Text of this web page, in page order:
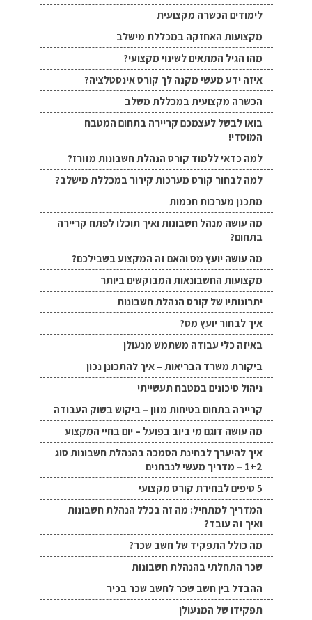
לימודים הכשרה מקצועית
מקצועות האחזקה במכללת מישלב
מהו הגיל המתאים לשינוי מקצועי?
איזה ידע מעשי מקנה לך קורס אינסטלציה?
הכשרה מקצועית במכללת משלב
בואו לבשל לעצמכם קריירה בתחום המטבח
המוסדי!
למה כדאי ללמוד קורס הנהלת חשבונות מזורז?
למה לבחור קורס מערכות קירור במכללת מישלב?
מתכנן מערכות חכמות
מה עושה מנהל חשבונות ואיך תוכלו לפתח קריירה
בתחום?
מה עושה יועץ מס והאם זה המקצוע בשבילכם?
מקצועות החשבונאות המבוקשים ביותר
יתרונותיו של קורס הנהלת חשבונות
איך לבחור יועץ מס?
באיזה כלי עבודה משתמש מנעולן
ביקורת משרד הבריאות – איך להתכונן נכון
ניהול סיכונים במטבח תעשייתי
קריירה בתחום בטיחות מזון – ביקוש בשוק העבודה
מה עושה דוגם מי ביוב בפועל – יום בחיי המקצוע
איך להיערך לבחינת הסמכה בהנהלת חשבונות סוג
1+2 – מדריך מעשי לנבחנים
5 טיפים לבחירת קורס מקצועי
המדריך למתחיל: מה זה בכלל הנהלת חשבונות
ואיך זה עובד?
מה כולל התפקיד של חשב שכר?
שכר התחלתי בהנהלת חשבונות
ההבדל בין חשב שכר לחשב שכר בכיר
תפקידו של המנעולן